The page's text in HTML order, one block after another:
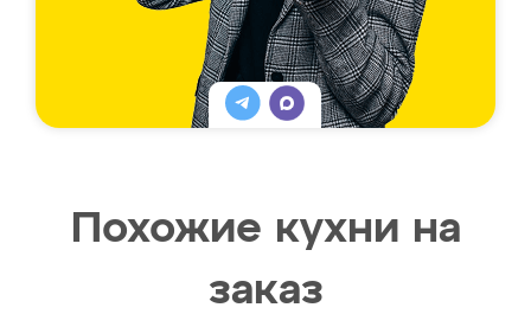
Похожие кухни на
заказ